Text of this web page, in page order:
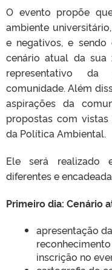
O evento propõe
ambiente
e negativos, e
cenário atual da sua
representativo
comunidade. Além
aspirações da
propostas com
da Política Ambiental.
Ele será realizado
diferentes e
Primeiro dia: Cenário
apresentação
inscrição no